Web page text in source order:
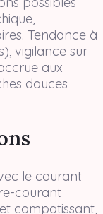
Tendance à
vigilance sur
aux
douces
le courant
courant
compatissant,